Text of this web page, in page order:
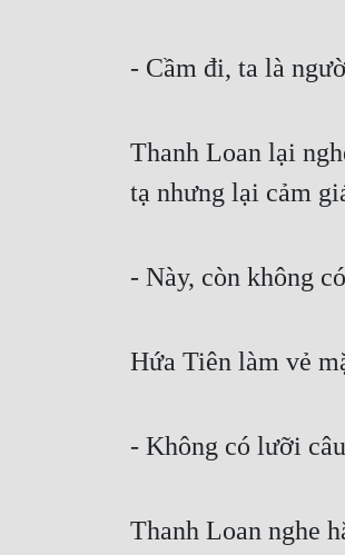
- Cầm đi, ta là
Thanh Loan lại
tạ nhưng lại cảm
- Này, còn không
Hứa Tiên làm vẻ
- Không có lưỡi
Thanh Loan nghe